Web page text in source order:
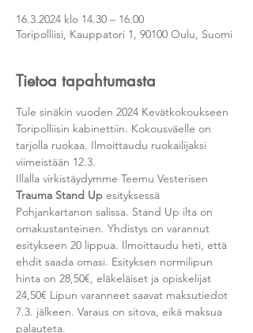
16.3.2024 klo 14.30 – 16.00
Toripolliisi, Kauppatori 1, 90100 Oulu, Suomi
Tietoa tapahtumasta
Tule sinäkin vuoden 2024 Kevätkokoukseen
Toripolliisin kabinettiin. Kokousväelle on
tarjolla ruokaa. Ilmoittaudu ruokailijaksi
viimeistään 12.3.
Illalla virkistäydymme Teemu Vesterisen
Trauma Stand Up esityksessä
Pohjankartanon salissa. Stand Up ilta on
omakustanteinen. Yhdistys on varannut
esitykseen 20 lippua. Ilmoittaudu heti, että
ehdit saada omasi. Esityksen normilipun
hinta on 28,50€, eläkeläiset ja opiskelijat
24,50€ Lipun varanneet saavat maksutiedot
7.3. jälkeen. Varaus on sitova, eikä maksua
palauteta.